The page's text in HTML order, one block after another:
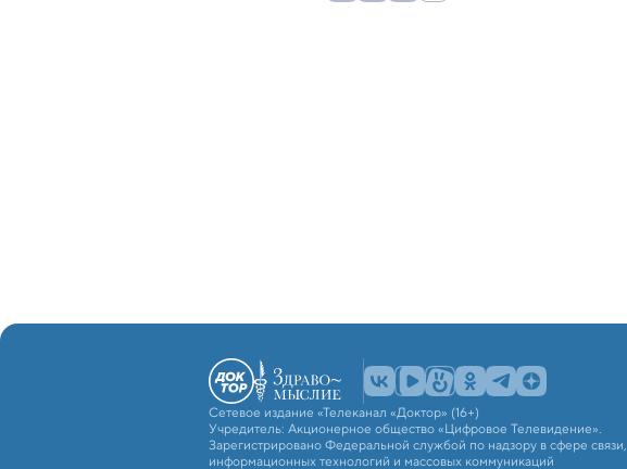
Сетевое издание «Телеканал «Доктор» (16+)
Учредитель: Акционерное общество «Цифровое Телевидение».
Зарегистрировано Федеральной службой по надзору в сфере связи,
информационных технологий и массовых коммуникаций